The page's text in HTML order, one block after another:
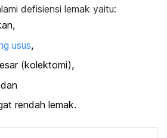
defisiensi lemak yaitu:
usus,
(kolektomi),
rendah lemak.